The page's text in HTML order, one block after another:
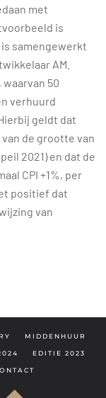
met
is
samengewerkt
AM.
50
verhuurd
geldt dat
de grootte van
2021) en dat de
CPI +1%, per
positief dat
van
MIDDENHUUR
EDITIE 2023